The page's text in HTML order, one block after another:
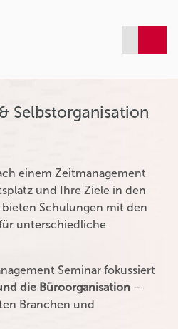
Selbstorganisation
einem Zeitmanagement
und Ihre Ziele in den
Schulungen mit den
unterschiedliche
Seminar fokussiert
die Büroorganisation –
Branchen und